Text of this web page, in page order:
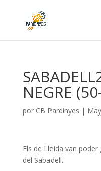
NEGRE
por CB Pardinyes |
Els de Lleida van
del Sabadell.